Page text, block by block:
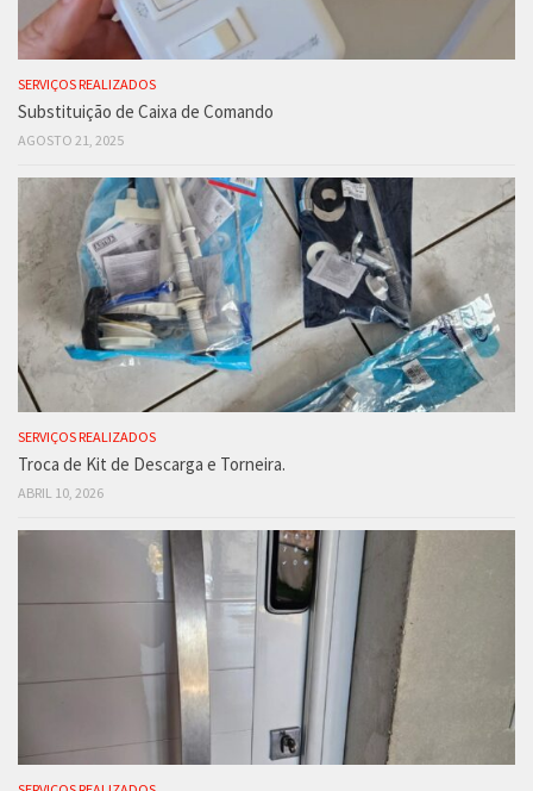
SERVIÇOS REALIZADOS
Substituição de Caixa de Comando
AGOSTO 21, 2025
SERVIÇOS REALIZADOS
Troca de Kit de Descarga e Torneira.
ABRIL 10, 2026